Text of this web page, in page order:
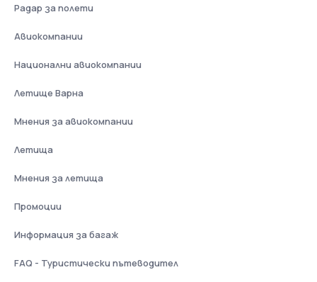
Радар за полети
Авиокомпании
Национални авиокомпании
Летище Варна
Мнения за авиокомпании
Летища
Мнения за летища
Промоции
Информация за багаж
FAQ - Туристически пътеводител